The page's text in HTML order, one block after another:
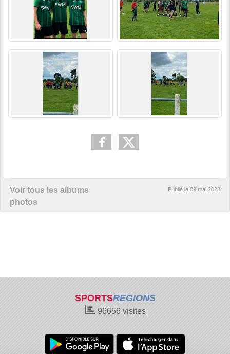
Voir tous les albums
photos
Publié le 09 mai 2023
SPORTSREGIONS
96656visites